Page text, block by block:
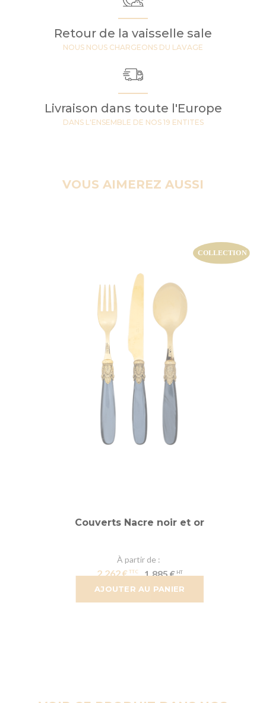
Retour de la vaisselle sale
NOUS NOUS CHARGEONS DU LAVAGE
Livraison dans toute l'Europe
DANS L'ENSEMBLE DE NOS 19 ENTITES
VOUS AIMEREZ AUSSI
AJOUTER AU PANIER
Couverts Nacre noir et or
À partir de
2,262 € 1,885 €